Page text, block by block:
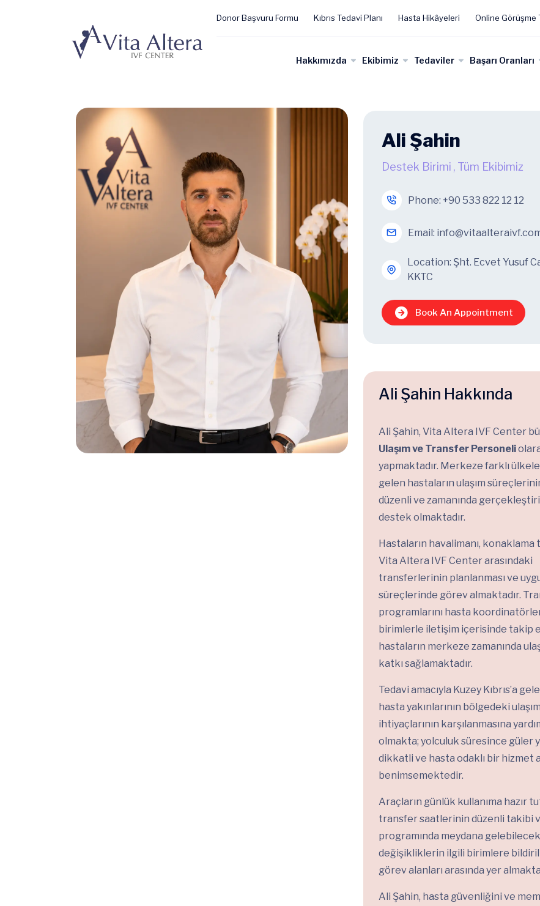
Donor Başvuru Formu Kıbrıs Tedavi Planı Hasta Hikâyeleri Online Görüşme
Hakkımızda Ekibimiz Tedaviler Başarı Oranları
Ali Şahin
Destek Birimi , Tüm Ekibimiz
Phone: +90 533 822 12 12
Email:
Location: Şht. Ecvet Yusuf
KKTC
Book An Appointment
Ali Şahin Hakkında
Ali Şahin, Vita Altera IVF Center
Ulaşım ve Transfer Personeli
yapmaktadır. Merkeze farklı
gelen hastaların ulaşım
düzenli ve zamanında
destek olmaktadır.
Hastaların havalimanı, konaklama
Vita Altera IVF Center arasındaki
transferlerinin planlanması ve
süreçlerinde görev almaktadır.
programlarını hasta
birimlerle iletişim içerisinde takip
hastaların merkeze zamanında
katkı sağlamaktadır.
Tedavi amacıyla Kuzey Kıbrıs’a
hasta yakınlarının bölgedeki ulaşım
ihtiyaçlarının karşılanmasına
olmakta; yolculuk süresince güler
dikkatli ve hasta odaklı bir hizmet
benimsemektedir.
Araçların günlük kullanıma hazır
transfer saatlerinin düzenli takibi
programında meydana gelebilecek
değişikliklerin ilgili birimlere
görev alanları arasında yer
Ali Şahin, hasta güvenliğini ve